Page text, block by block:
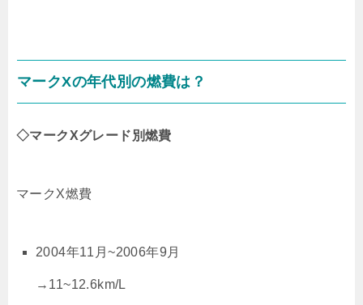
マークXの年代別の燃費は？
◇マークXグレード別燃費
マークX燃費
2004年11月~2006年9月
→11~12.6km/L